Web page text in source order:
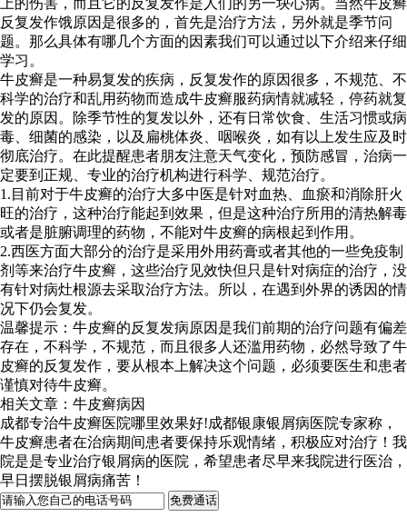
上的伤害，而且它的反复发作是人们的另一块心病。当然牛皮癣
反复发作饿原因是很多的，首先是治疗方法，另外就是季节问
题。那么具体有哪几个方面的因素我们可以通过以下介绍来仔细
学习。
牛皮癣是一种易复发的疾病，反复发作的原因很多，不规范、不
科学的治疗和乱用药物而造成牛皮癣服药病情就减轻，停药就复
发的原因。除季节性的复发以外，还有日常饮食、生活习惯或病
毒、细菌的感染，以及扁桃体炎、咽喉炎，如有以上发生应及时
彻底治疗。在此提醒患者朋友注意天气变化，预防感冒，治病一
定要到正规、专业的治疗机构进行科学、规范治疗。
1.目前对于牛皮癣的治疗大多中医是针对血热、血瘀和消除肝火
旺的治疗，这种治疗能起到效果，但是这种治疗所用的清热解毒
或者是脏腑调理的药物，不能对牛皮癣的病根起到作用。
2.西医方面大部分的治疗是采用外用药膏或者其他的一些免疫制
剂等来治疗牛皮癣，这些治疗见效快但只是针对病症的治疗，没
有针对病灶根源去采取治疗方法。所以，在遇到外界的诱因的情
况下仍会复发。
温馨提示：牛皮癣的反复发病原因是我们前期的治疗问题有偏差
存在，不科学，不规范，而且很多人还滥用药物，必然导致了牛
皮癣的反复发作，要从根本上解决这个问题，必须要医生和患者
谨慎对待牛皮癣。
相关文章：牛皮癣病因
成都专治牛皮癣医院哪里效果好!成都银康银屑病医院专家称，
牛皮癣患者在治病期间患者要保持乐观情绪，积极应对治疗！我
院是是专业治疗银屑病的医院，希望患者尽早来我院进行医治，
早日摆脱银屑病痛苦！